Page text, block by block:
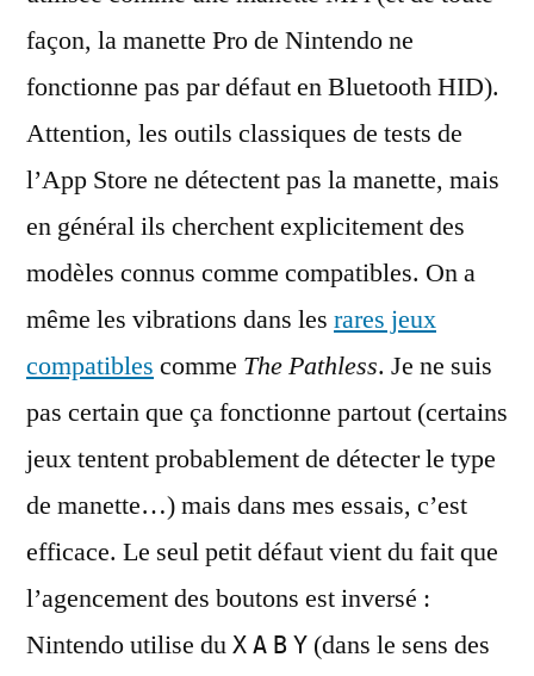
façon, la manette Pro de Nintendo ne
fonctionne pas par défaut en Bluetooth HID).
Attention, les outils classiques de tests de
l’App Store ne détectent pas la manette, mais
en général ils cherchent explicitement des
modèles connus comme compatibles. On a
même les vibrations dans les rares jeux
compatibles comme The Pathless. Je ne suis
pas certain que ça fonctionne partout (certains
jeux tentent probablement de détecter le type
de manette…) mais dans mes essais, c’est
efficace. Le seul petit défaut vient du fait que
l’agencement des boutons est inversé :
Nintendo utilise du X A B Y (dans le sens des